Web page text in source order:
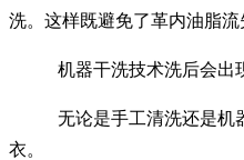
洗。这样既避免了革内油脂
机器干洗技术洗后会出
无论是手工清洗还是机
衣。